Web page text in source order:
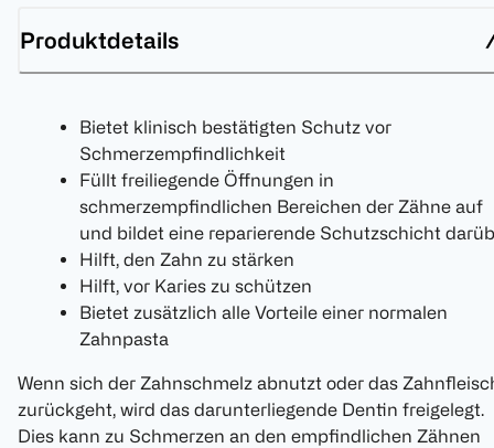
Produktdetails
Bietet klinisch bestätigten Schutz vor
Schmerzempfindlichkeit
Füllt freiliegende Öffnungen in
schmerzempfindlichen Bereichen der Zähne auf
und bildet eine reparierende Schutzschicht
Hilft, den Zahn zu stärken
Hilft, vor Karies zu schützen
Bietet zusätzlich alle Vorteile einer normalen
Zahnpasta
Wenn sich der Zahnschmelz abnutzt oder das
zurückgeht, wird das darunterliegende Dentin freigelegt.
Dies kann zu Schmerzen an den empfindlichen Zähnen